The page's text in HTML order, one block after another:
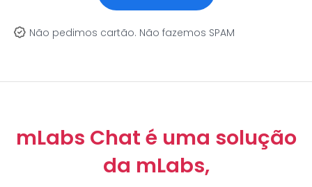
Não pedimos cartão. Não fazemos SPAM
mLabs Chat é uma solução
da mLabs,